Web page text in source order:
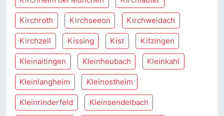
Kirchroth Kirchseeon Kirchweidach
Kirchzell Kissing Kist Kitzingen
Kleinaitingen Kleinheubach Kleinkahl
Kleinlangheim Kleinostheim
Kleinrinderfeld Kleinsendelbach